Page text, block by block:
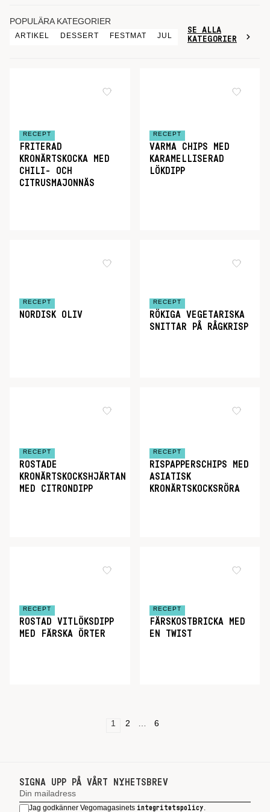
POPULÄRA KATEGORIER
ARTIKEL DESSERT FESTMAT JUL
SE ALLA
KATEGORIER
RECEPT
FRITERAD
KRONÄRTSKOCKA MED
CHILI- OCH
CITRUSMAJONNÄS
RECEPT
VARMA CHIPS MED
KARAMELLISERAD
LÖKDIPP
RECEPT
NORDISK OLIV
RECEPT
RÖKIGA VEGETARISKA
SNITTAR PÅ RÅGKRISP
RECEPT
ROSTADE
KRONÄRTSKOCKSHJÄRTAN
MED CITRONDIPP
RECEPT
RISPAPPERSCHIPS MED
ASIATISK
KRONÄRTSKOCKSRÖRA
RECEPT
ROSTAD VITLÖKSDIPP
MED FÄRSKA ÖRTER
RECEPT
FÄRSKOSTBRICKA MED
EN TWIST
1 2 6
SIGNA UPP PÅ VÅRT NYHETSBREV
Jag godkänner Vegomagasinets integritetspolicy.